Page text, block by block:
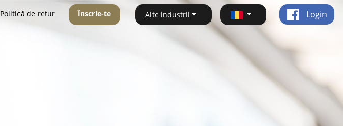
Politică de retur Înscrie-te Alte industrii Login